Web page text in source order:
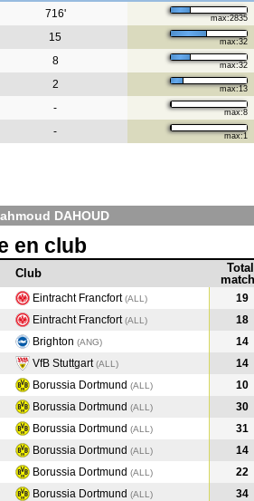
716' max:2835
15 max:32
8 max:32
2 max:13
- max:8
- max:1
DAHOUD
en club
Club
Total
Eintracht Francfort(ALL)
19
Eintracht Francfort(ALL )
18
Brighton (ANG)
14
VfB Stuttgart(ALL )
14
Borussia Dortmund (ALL )
10
Borussia Dortmund (ALL )
30
Borussia Dortmund (ALL )
31
Borussia Dortmund (ALL )
14
Borussia Dortmund (ALL )
22
Borussia Dortmund (ALL )
34